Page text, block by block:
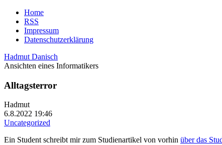
Home
RSS
Impressum
Datenschutzerklärung
Hadmut Danisch
Ansichten eines Informatikers
Alltagsterror
Hadmut
6.8.2022 19:46
Uncategorized
Ein Student schreibt mir zum Studienartikel von vorhin über das